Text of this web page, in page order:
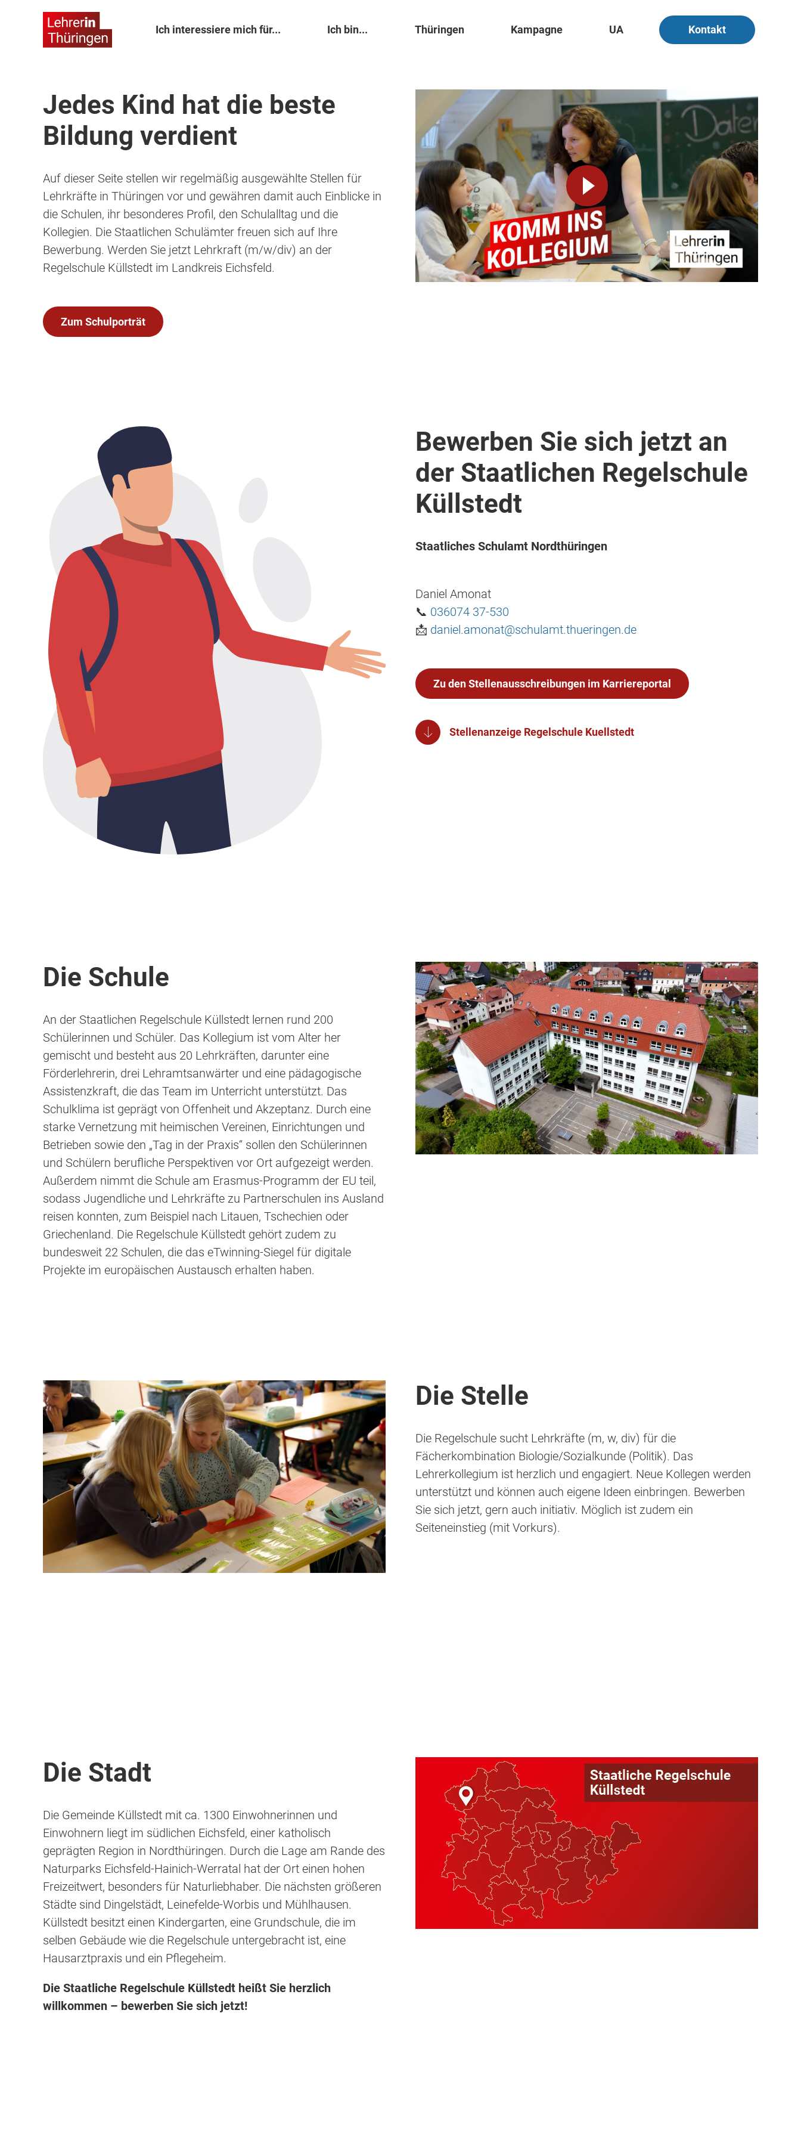
Ich interessiere mich für... Ich bin... Thüringen Kampagne UA Kontakt
Jedes Kind hat die beste
Bildung verdient
Auf dieser Seite stellen wir regelmäßig ausgewählte Stellen für
Lehrkräfte in Thüringen vor und gewähren damit auch Einblicke in
die Schulen, ihr besonderes Profil, den Schulalltag und die
Kollegien. Die Staatlichen Schulämter freuen sich auf Ihre
Bewerbung. Werden Sie jetzt Lehrkraft (m/w/div) an der
Regelschule Küllstedt im Landkreis Eichsfeld.
Zum Schulporträt
Video
abspielen
Bewerben Sie sich jetzt an
der Staatlichen Regelschule
Küllstedt
Staatliches Schulamt Nordthüringen
Daniel Amonat
📞 036074 37-530
📩 daniel.amonat@schulamt.thueringen.de
Zu den Stellenausschreibungen im Karriereportal
Stellenanzeige Regelschule Kuellstedt
Die Schule
An der Staatlichen Regelschule Küllstedt lernen rund 200
Schülerinnen und Schüler. Das Kollegium ist vom Alter her
gemischt und besteht aus 20 Lehrkräften, darunter eine
Förderlehrerin, drei Lehramtsanwärter und eine pädagogische
Assistenzkraft, die das Team im Unterricht unterstützt. Das
Schulklima ist geprägt von Offenheit und Akzeptanz. Durch eine
starke Vernetzung mit heimischen Vereinen, Einrichtungen und
Betrieben sowie den „Tag in der Praxis“ sollen den Schülerinnen
und Schülern berufliche Perspektiven vor Ort aufgezeigt werden.
Außerdem nimmt die Schule am Erasmus-Programm der EU teil,
sodass Jugendliche und Lehrkräfte zu Partnerschulen ins Ausland
reisen konnten, zum Beispiel nach Litauen, Tschechien oder
Griechenland. Die Regelschule Küllstedt gehört zudem zu
bundesweit 22 Schulen, die das eTwinning-Siegel für digitale
Projekte im europäischen Austausch erhalten haben.
Die Stelle
Die Regelschule sucht Lehrkräfte (m, w, div) für die
Fächerkombination Biologie/Sozialkunde (Politik). Das
Lehrerkollegium ist herzlich und engagiert. Neue Kollegen werden
unterstützt und können auch eigene Ideen einbringen. Bewerben
Sie sich jetzt, gern auch initiativ. Möglich ist zudem ein
Seiteneinstieg (mit Vorkurs).
Die Stadt
Die Gemeinde Küllstedt mit ca. 1300 Einwohnerinnen und
Einwohnern liegt im südlichen Eichsfeld, einer katholisch
geprägten Region in Nordthüringen. Durch die Lage am Rande des
Naturparks Eichsfeld-Hainich-Werratal hat der Ort einen hohen
Freizeitwert, besonders für Naturliebhaber. Die nächsten größeren
Städte sind Dingelstädt, Leinefelde-Worbis und Mühlhausen.
Küllstedt besitzt einen Kindergarten, eine Grundschule, die im
selben Gebäude wie die Regelschule untergebracht ist, eine
Hausarztpraxis und ein Pflegeheim.
Die Staatliche Regelschule Küllstedt heißt Sie herzlich
willkommen – bewerben Sie sich jetzt!